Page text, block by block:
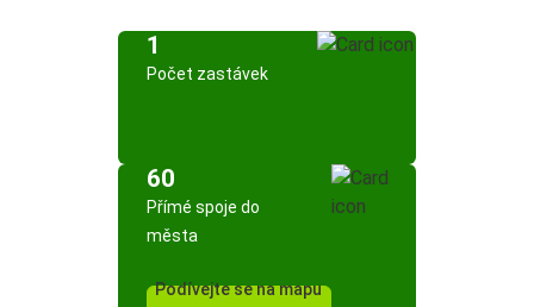
1
Počet zastávek
60
Přímé spoje do
města
Podívejte se na mapu